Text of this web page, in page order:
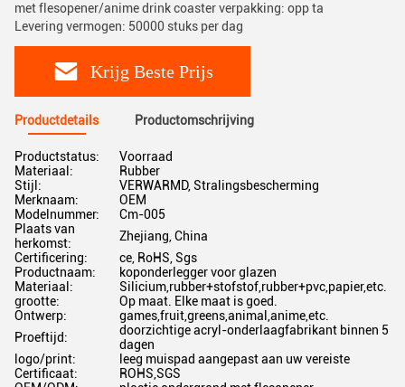
met flesopener/anime drink coaster verpakking: opp ta
Levering vermogen: 50000 stuks per dag
Krijg Beste Prijs
Productdetails Productomschrijving
Productstatus:
Voorraad
Materiaal:
Rubber
Stijl:
VERWARMD, Stralingsbescherming
Merknaam:
OEM
Modelnummer:
Cm-005
Plaats van
herkomst:
Zhejiang, China
Certificering:
ce, RoHS, Sgs
Productnaam:
koponderlegger voor glazen
Materiaal:
Silicium,rubber+stofstof,rubber+pvc,papier,etc.
grootte:
Op maat. Elke maat is goed.
Ontwerp:
games,fruit,greens,animal,anime,etc.
Proeftijd:
doorzichtige acryl-onderlaagfabrikant binnen 5
dagen
logo/print:
leeg muispad aangepast aan uw vereiste
Certificaat:
ROHS,SGS